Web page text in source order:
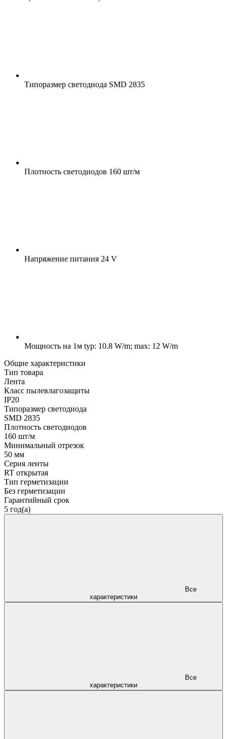
Типоразмер светодиода SMD 2835
Плотность светодиодов 160 шт/м
Напряжение питания 24 V
Мощность на 1м typ: 10.8 W/m; max: 12 W/m
Общие характеристики
Тип товара
Лента
Класс пылевлагозащиты
IP20
Типоразмер светодиода
SMD 2835
Плотность светодиодов
160 шт/м
Минимальный отрезок
50 мм
Серия ленты
RT открытая
Тип герметизации
Без герметизации
Гарантийный срок
5 год(а)
характеристики
характеристики